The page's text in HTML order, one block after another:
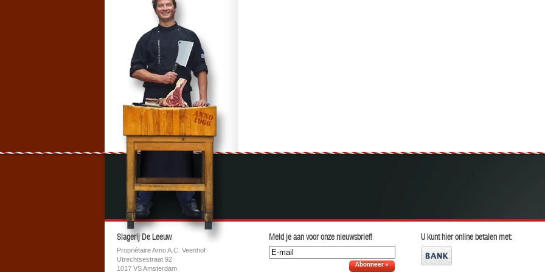
Slagerij De Leeuw
Propriétaire Arno A.C. Veenhof
Utrechtsestraat 92
1017 VS Amsterdam
Meld je aan voor onze nieuwsbrief!
Abonneer »
U kunt hier online betalen met: